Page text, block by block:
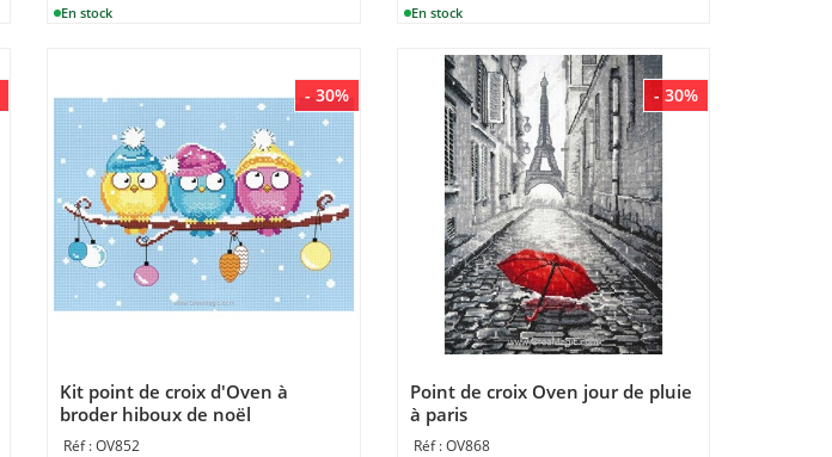
- 30%
Kit point de croix d'Oven à
broder hiboux de noël
OV852
- 30%
Point de croix Oven jour de pluie
à paris
OV868